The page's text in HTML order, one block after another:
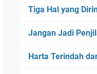
Tiga Hal yang
Jangan Jadi
Harta Terindah